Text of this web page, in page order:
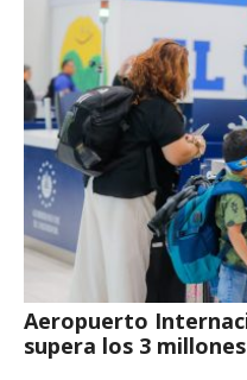
Aeropuerto
supera los 3